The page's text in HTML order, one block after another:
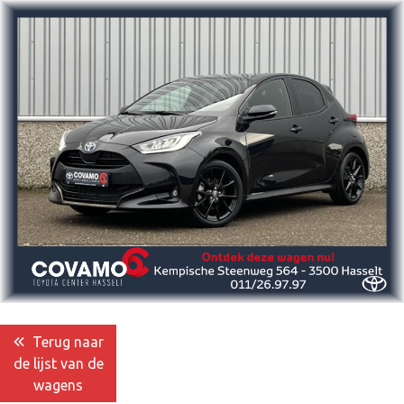
Terug naar
de lijst van de
wagens